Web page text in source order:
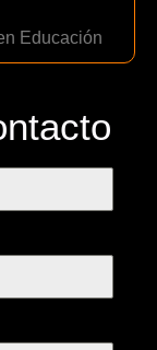
Educación